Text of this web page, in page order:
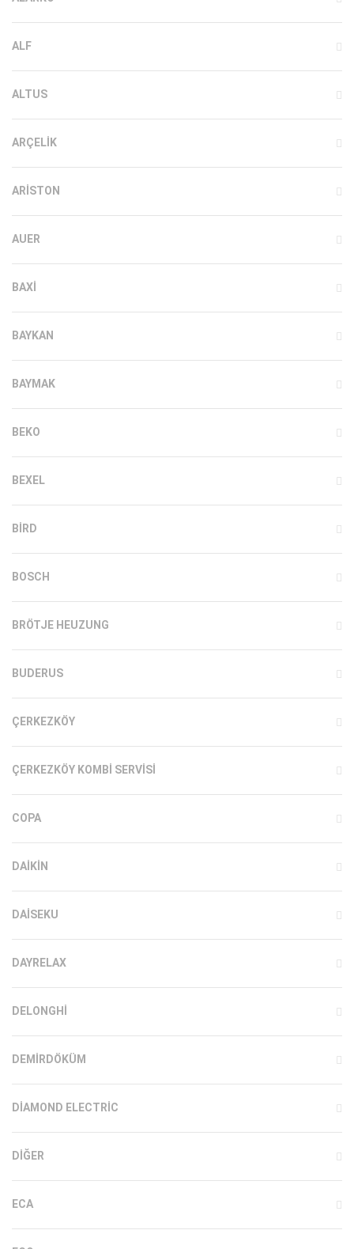
ALF
ALTUS
ARÇELIK
ARISTON
AUER
BAXI
BAYKAN
BAYMAK
BEKO
BEXEL
BIRD
BOSCH
BRÖTJE HEUZUNG
BUDERUS
ÇERKEZKÖY
ÇERKEZKÖY KOMBI SERVISI
COPA
DAIKIN
DAISEKU
DAYRELAX
DELONGHI
DEMIRDÖKÜM
DIAMOND ELECTRIC
DIĞER
ECA